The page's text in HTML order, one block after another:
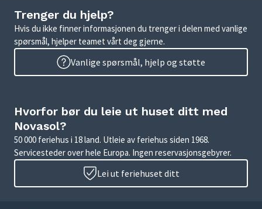
Trenger du hjelp?
Hvis du ikke finner informasjonen du trenger i delen med vanlige
spørsmål, hjelper teamet vårt deg gjerne.
Vanlige spørsmål, hjelp og støtte
Hvorfor bør du leie ut huset ditt med
Novasol?
50 000 feriehus i 18 land. Utleie av feriehus siden 1968.
Servicesteder over hele Europa. Ingen reservasjonsgebyrer.
Lei ut feriehuset ditt